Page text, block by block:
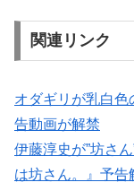
関連リンク
オダギリが乳白
告動画が解禁
伊藤淳史が”坊さ
は坊さん。』予告